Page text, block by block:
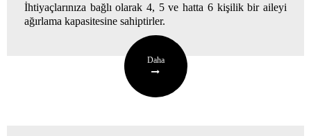
İhtiyaçlarınıza bağlı olarak 4, 5 ve hatta 6 kişilik bir aileyi
ağırlama kapasitesine sahiptirler.
Daha